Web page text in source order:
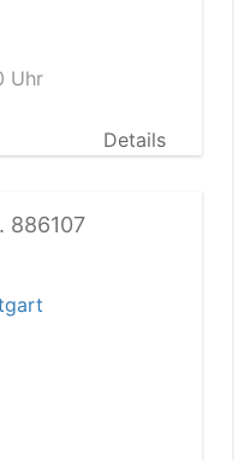
Uhr
Details
886107